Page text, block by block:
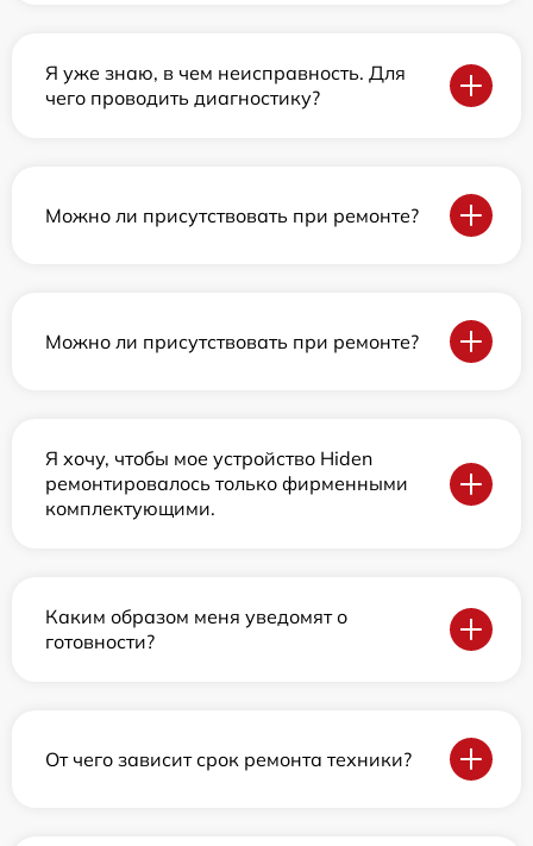
Я уже знаю, в чем неисправность. Для
чего проводить диагностику?
Можно ли присутствовать при ремонте?
Можно ли присутствовать при ремонте?
Я хочу, чтобы мое устройство Hiden
ремонтировалось только фирменными
комплектующими.
Каким образом меня уведомят о
готовности?
От чего зависит срок ремонта техники?